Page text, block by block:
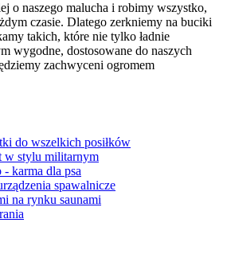
o naszego malucha i robimy wszystko,
czasie. Dlatego zerkniemy na buciki
takich, które nie tylko ładnie
wygodne, dostosowane do naszych
zachwyceni ogromem
do wszelkich posiłków
w stylu militarnym
karma dla psa
spawalnicze
na rynku saunami